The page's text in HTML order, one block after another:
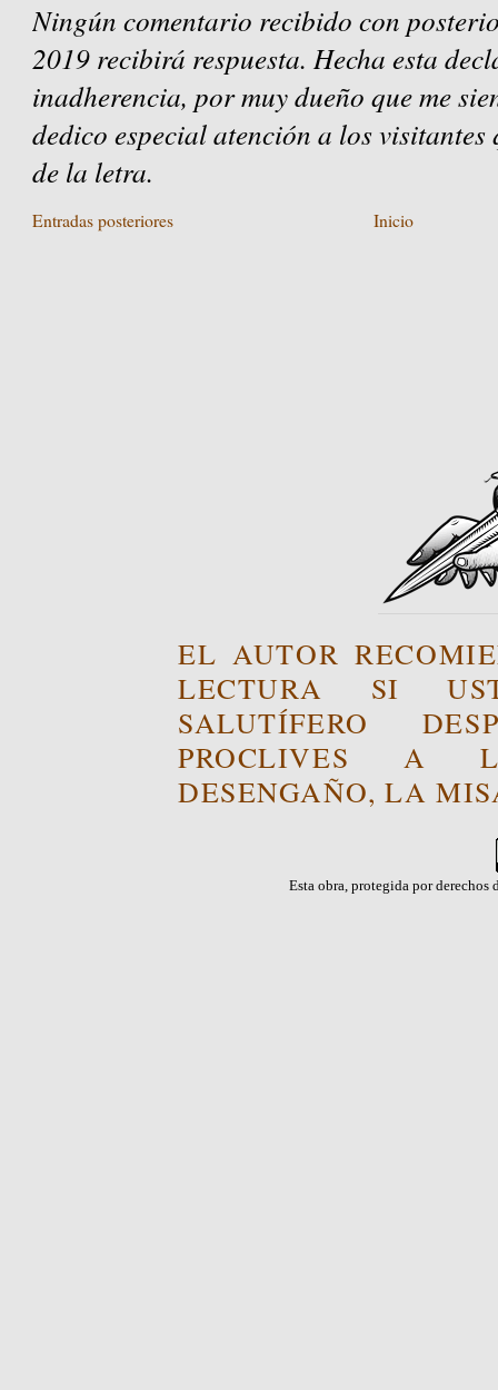
Ningún comentario recibido con
2019 recibirá respuesta. Hecha esta
inadherencia, por muy dueño que me
dedico especial atención a los
de la letra.
Entradas posteriores Inicio
EL AUTOR
LECTURA SI
SALUTÍFERO
PROCLIVES A
DESENGAÑO, LA
Esta obra, protegida por derechos